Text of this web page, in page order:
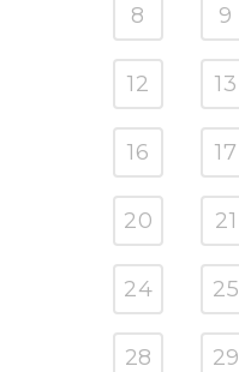
8 9
12 13
16 17
20 21
24 25
28 29